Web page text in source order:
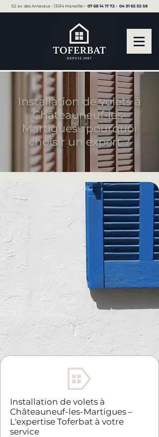
52 av. des Arnavaux - 13014 Marseille ▪︎ 07 68 14 17 72 ▪︎ 04 91 65 55 58
Installation de volets à
Châteauneuf-les-
Martigues : pourquoi
choisir un expert ?
Installation de volets à
Châteauneuf-les-Martigues –
L'expertise Toferbat à votre
service